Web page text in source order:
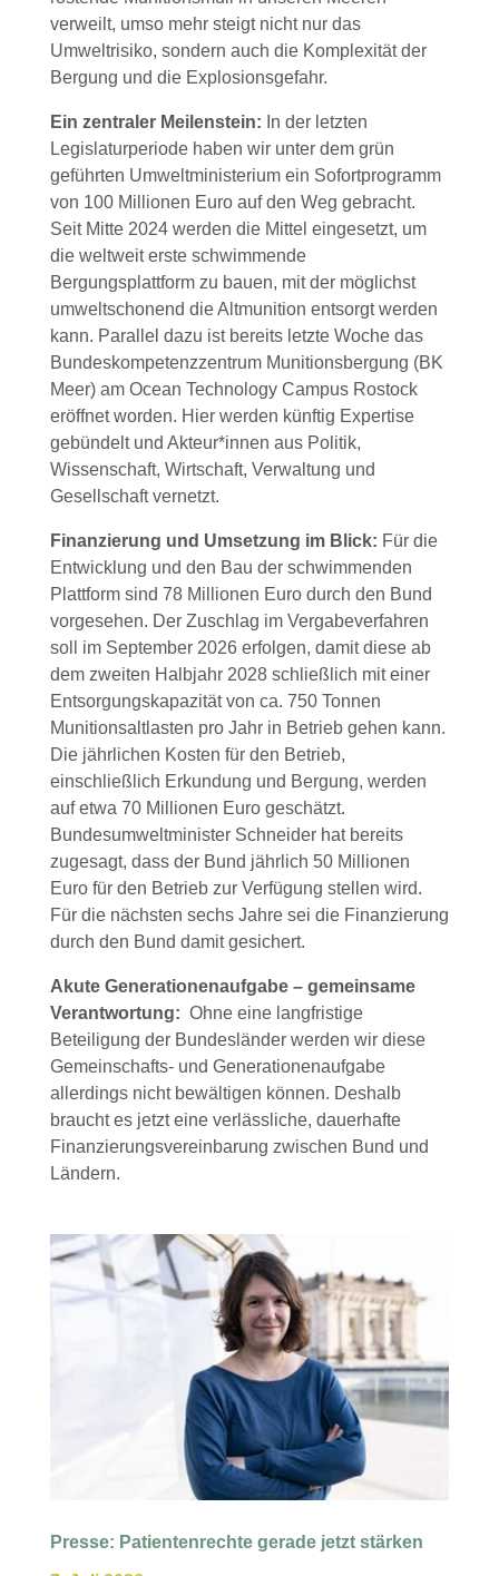
verweilt, umso mehr steigt nicht nur das
Umweltrisiko, sondern auch die Komplexität der
Bergung und die Explosionsgefahr.
Ein zentraler Meilenstein: In der letzten
Legislaturperiode haben wir unter dem grün
geführten Umweltministerium ein Sofortprogramm
von 100 Millionen Euro auf den Weg gebracht.
Seit Mitte 2024 werden die Mittel eingesetzt, um
die weltweit erste schwimmende
Bergungsplattform zu bauen, mit der möglichst
umweltschonend die Altmunition entsorgt werden
kann. Parallel dazu ist bereits letzte Woche das
Bundeskompetenzzentrum Munitionsbergung (BK
Meer) am Ocean Technology Campus Rostock
eröffnet worden. Hier werden künftig Expertise
gebündelt und Akteur*innen aus Politik,
Wissenschaft, Wirtschaft, Verwaltung und
Gesellschaft vernetzt.
Finanzierung und Umsetzung im Blick: Für die
Entwicklung und den Bau der schwimmenden
Plattform sind 78 Millionen Euro durch den Bund
vorgesehen. Der Zuschlag im Vergabeverfahren
soll im September 2026 erfolgen, damit diese ab
dem zweiten Halbjahr 2028 schließlich mit einer
Entsorgungskapazität von ca. 750 Tonnen
Munitionsaltlasten pro Jahr in Betrieb gehen kann.
Die jährlichen Kosten für den Betrieb,
einschließlich Erkundung und Bergung, werden
auf etwa 70 Millionen Euro geschätzt.
Bundesumweltminister Schneider hat bereits
zugesagt, dass der Bund jährlich 50 Millionen
Euro für den Betrieb zur Verfügung stellen wird.
Für die nächsten sechs Jahre sei die Finanzierung
durch den Bund damit gesichert.
Akute Generationenaufgabe – gemeinsame
Verantwortung: Ohne eine langfristige
Beteiligung der Bundesländer werden wir diese
Gemeinschafts- und Generationenaufgabe
allerdings nicht bewältigen können. Deshalb
braucht es jetzt eine verlässliche, dauerhafte
Finanzierungsvereinbarung zwischen Bund und
Ländern.
Presse: Patientenrechte gerade jetzt stärken